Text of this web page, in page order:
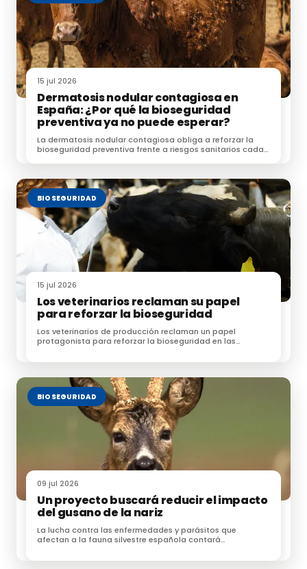
15 jul 2026
Dermatosis nodular contagiosa en
España: ¿Por qué la bioseguridad
preventiva ya no puede esperar?
La dermatosis nodular contagiosa obliga a reforzar la
bioseguridad preventiva frente a riesgos sanitarios cada
BIOSEGURIDAD
15 jul 2026
Los veterinarios reclaman su papel
para reforzar la bioseguridad
Los veterinarios de producción reclaman un papel
protagonista para reforzar la bioseguridad en las
BIOSEGURIDAD
09 jul 2026
Un proyecto buscará reducir el impacto
del gusano de la nariz
La lucha contra las enfermedades y parásitos que
afectan a la fauna silvestre española contará